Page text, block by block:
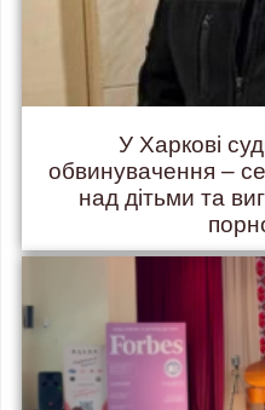
У Харкові
обвинувачення –
над дітьми та